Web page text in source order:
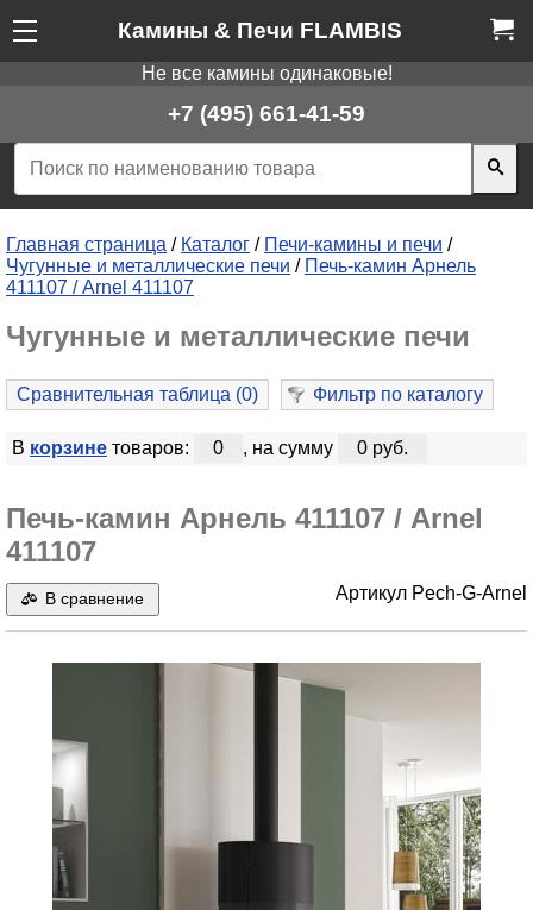
Камины & Печи FLAMBIS
Не все камины одинаковые!
+7 (495) 661-41-59
Главная страница / Каталог / Печи-камины и печи /
Чугунные и металлические печи / Печь-камин Арнель
411107 / Arnel 411107
Чугунные и металлические печи
Сравнительная таблица (0) Фильтр по каталогу
В корзинетоваров: 0 , на сумму 0 руб.
Печь-камин Арнель 411107 / Arnel
411107
В сравнение Артикул Pech-G-Arnel